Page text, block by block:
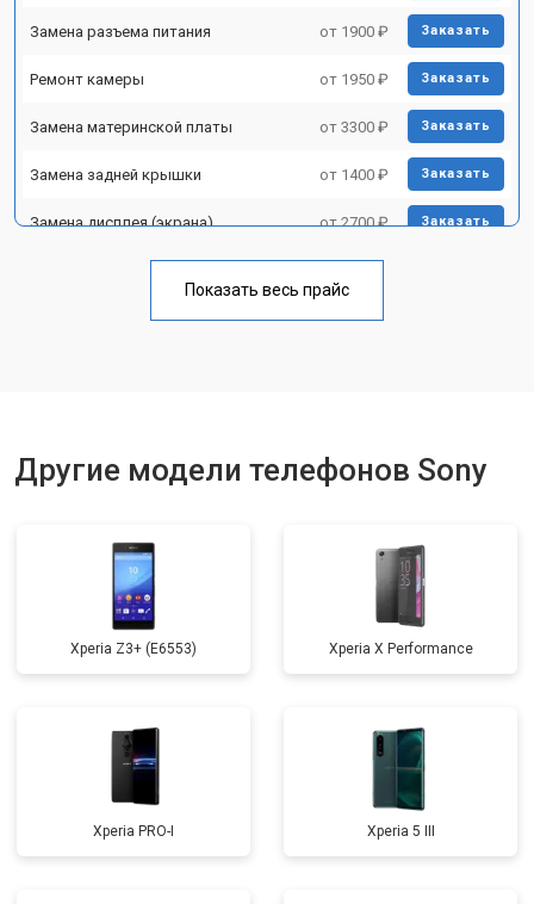
Замена разъема питания от 1900 ₽ Заказать
Ремонт камеры от 1950 ₽ Заказать
Замена материнской платы от 3300 ₽ Заказать
Замена задней крышки от 1400 ₽ Заказать
Замена дисплея (экрана) от 2700 ₽ Заказать
Замена кнопки включения от 1750 ₽
Показать весь прайс
Другие модели телефонов Sony
Xperia Z3+ (E6553) Xperia X Performance
Xperia PRO-I Xperia 5 III